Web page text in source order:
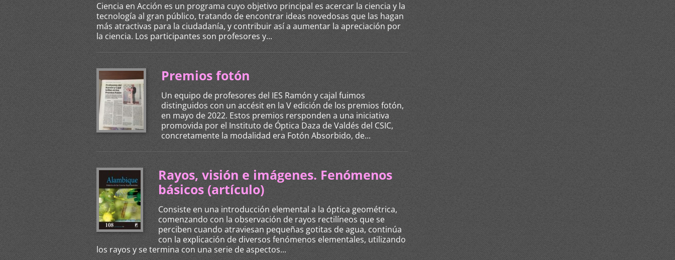
Ciencia en Acción es un programa cuyo objetivo principal es acercar la ciencia y la
tecnología al gran público, tratando de encontrar ideas novedosas que las hagan
más atractivas para la ciudadanía, y contribuir así a aumentar la apreciación por
la ciencia. Los participantes son profesores y...
Premios fotón
Un equipo de profesores del IES Ramón y cajal fuimos
distinguidos con un accésit en la V edición de los premios fotón,
en mayo de 2022. Estos premios rersponden a una iniciativa
promovida por el Instituto de Óptica Daza de Valdés del CSIC,
concretamente la modalidad era Fotón Absorbido, de...
Rayos, visión e imágenes. Fenómenos
básicos (artículo)
Consiste en una introducción elemental a la óptica geométrica,
comenzando con la observación de rayos rectilíneos que se
perciben cuando atraviesan pequeñas gotitas de agua, continúa
con la explicación de diversos fenómenos elementales, utilizando
los rayos y se termina con una serie de aspectos...